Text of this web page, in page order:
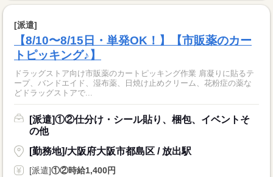
[派遣]
【8/10〜8/15日・単発OK！】【市販薬のカー
トピッキング♪】
ドラッグストア向け市販薬のカートピッキング作業 肩凝りに貼るテ
ープ、バンドエイド、湿布薬、日焼け止めクリーム、花粉症の薬な
どドラッグストアで...
[派遣]①②仕分け・シール貼り、梱包、イベントそ
の他
[勤務地]/大阪府大阪市都島区 / 放出駅
[派遣]①②時給1,400円